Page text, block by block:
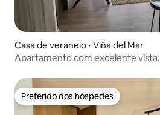
Casa de veraneio ⋅ Viña del Mar
Apartamento com excelente vista.
Preferido dos hóspedes
Preferido dos hóspedes